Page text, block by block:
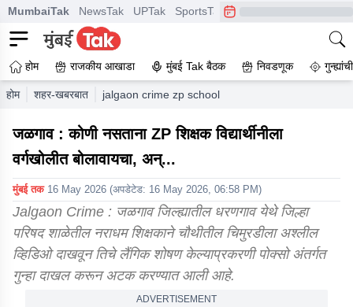
MumbaiTak NewsTak UPTak SportsTak CrimeTak
होम राजकीय आखाडा मुंबई Tak बैठक निवडणूक
होम शहर-खबरबात jalgaon crime zp school teacher nandlal
जळगाव : कोणी नसताना ZP शिक्षक विद्यार्थीनीला
वर्गखोलीत बोलावायचा, अन्...
मुंबई तक 16 May 2026 (अपडेटेड: 16 May 2026, 06:58 PM)
Jalgaon Crime : जळगाव जिल्ह्यातील धरणगाव येथे जिल्हा
परिषद शाळेतील नराधम शिक्षकाने चौथीतील चिमुरडीला अश्लील
व्हिडिओ दाखवून तिचे लैंगिक शोषण केल्याप्रकरणी पोक्सो अंतर्गत
गुन्हा दाखल करून अटक करण्यात आली आहे.
ADVERTISEMENT